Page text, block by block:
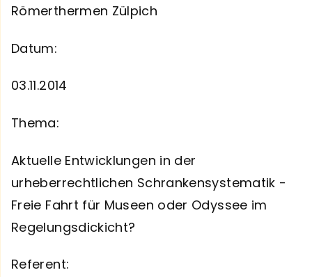
Römerthermen Zülpich
Datum:
03.11.2014
Thema:
Aktuelle Entwicklungen in der
urheberrechtlichen Schrankensystematik -
Freie Fahrt für Museen oder Odyssee im
Regelungsdickicht?
Referent: